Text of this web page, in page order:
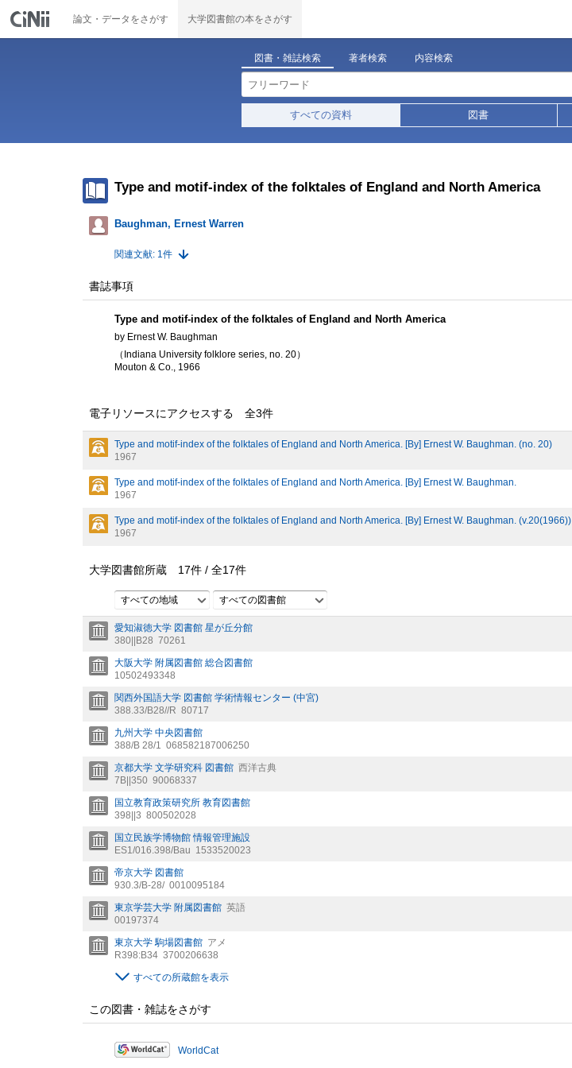
論文・データをさがす 大学図書館の本をさがす
図書・雑誌検索 著者検索 内容検索
すべての資料 図書
Type and motif-index of the folktales of England and North America
Baughman, Ernest Warren
関連文献: 1件
書誌事項
Type and motif-index of the folktales of England and North America
by Ernest W. Baughman
（Indiana University folklore series, no. 20）
Mouton & Co., 1966
電子リソースにアクセスする 全3件
Type and motif-index of the folktales of England and North America. [By] Ernest W. Baughman. (no. 20)
1967
Type and motif-index of the folktales of England and North America. [By] Ernest W. Baughman.
1967
Type and motif-index of the folktales of England and North America. [By] Ernest W. Baughman. (v.20(1966))
1967
大学図書館所蔵 17件 / 全17件
すべての地域 すべての図書館
愛知淑徳大学 図書館 星が丘分館
380||B28 70261
大阪大学 附属図書館 総合図書館
10502493348
関西外国語大学 図書館 学術情報センター (中宮)
388.33/B28//R 80717
九州大学 中央図書館
388/B 28/1 068582187006250
京都大学 文学研究科 図書館 西洋古典
7B||350 90068337
国立教育政策研究所 教育図書館
398||3 800502028
国立民族学博物館 情報管理施設
ES1/016.398/Bau 1533520023
帝京大学 図書館
930.3/B-28/ 0010095184
東京学芸大学 附属図書館 英語
00197374
東京大学 駒場図書館 アメ
R398:B34 3700206638
すべての所蔵館を表示
この図書・雑誌をさがす
WorldCat